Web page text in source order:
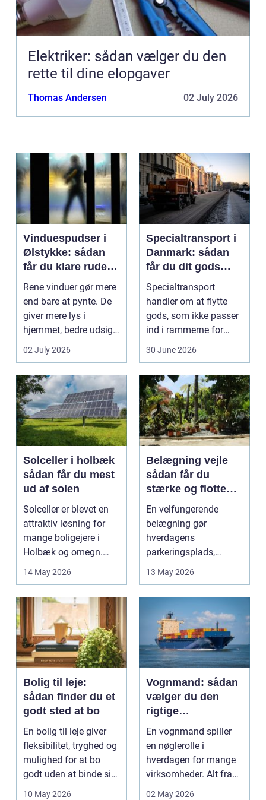
Elektriker: sådan vælger du den
rette til dine elopgaver
Thomas Andersen 02 July 2026
Vinduespudser i
Ølstykke: sådan
får du klare ruder
året rundt
Rene vinduer gør mere
end bare at pynte. De
giver mere lys i
hjemmet, bedre udsigt
og et p&ae...
02 July 2026
Specialtransport i
Danmark: sådan
får du dit gods
sikkert frem
Specialtransport
handler om at flytte
gods, som ikke passer
ind i rammerne for
almindelig
30 June 2026
Solceller i holbæk
sådan får du mest
ud af solen
Solceller er blevet en
attraktiv løsning for
mange boligejere i
Holbæk og omegn.
Flere ønsker at sæn...
14 May 2026
Belægning vejle
sådan får du
stærke og flotte
udendørs arealer
En velfungerende
belægning gør
hverdagens
parkeringsplads,
terrasse eller
gårdsplads både pæn
og pra...
13 May 2026
Bolig til leje:
sådan finder du et
godt sted at bo
En bolig til leje giver
fleksibilitet, tryghed og
mulighed for at bo
godt uden at binde sig
ø...
10 May 2026
Vognmand: sådan
vælger du den
rigtige
samarbejdspartner
En vognmand spiller
en nøglerolle i
hverdagen for mange
virksomheder. Alt fra
byggematerialer...
02 May 2026